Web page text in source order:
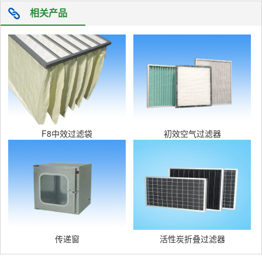
相关产品
F8中效过滤袋 初效空气过滤器
传递窗 活性炭折叠过滤器